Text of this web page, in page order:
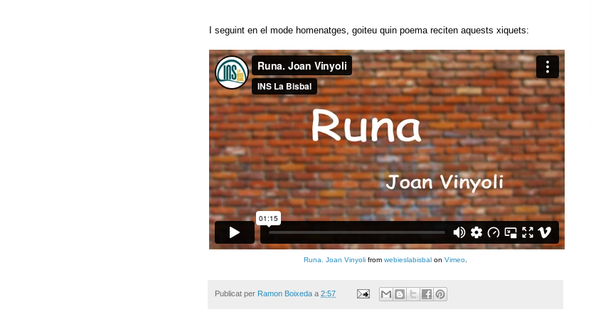
I seguint en el mode homenatges, goiteu quin poema reciten aquests xiquets:
Runa. Joan Vinyoli from webieslabisbal on Vimeo
Publicat per Ramon Boixeda a 2:57